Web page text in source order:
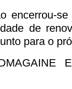
encerrou-
de
para o